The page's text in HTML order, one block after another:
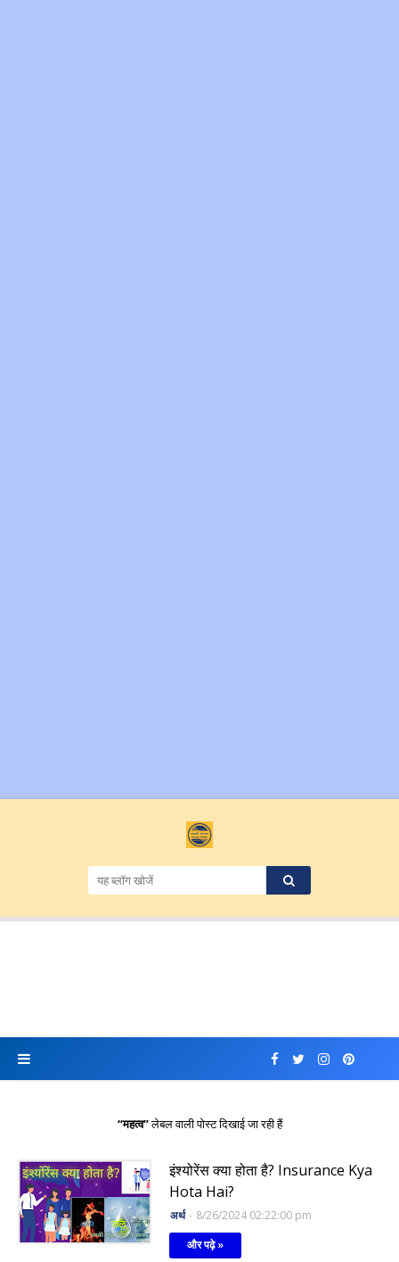
महत्व लेबल वाली पोस्ट दिखाई जा रही हैं
इंश्योरेंस क्या होता है? Insurance Kya
Hota Hai?
अर्थ - 8/26/2024 02:22:00 pm
और पढ़े »